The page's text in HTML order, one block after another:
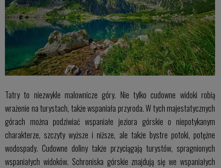
Tatry to niezwykle malownicze góry. Nie tylko cudowne widoki robią
wrażenie na turystach, także wspaniała przyroda. W tych majestatycznych
górach można podziwiać wspaniałe jeziora górskie o niepotykanym
charakterze, szczyty wyższe i niższe, ale także bystre potoki, potężne
wodospady. Cudowne doliny także przyciągają turystów, spragnionych
wspaniałych widoków. Schroniska górskie znajdują się we wspaniałych